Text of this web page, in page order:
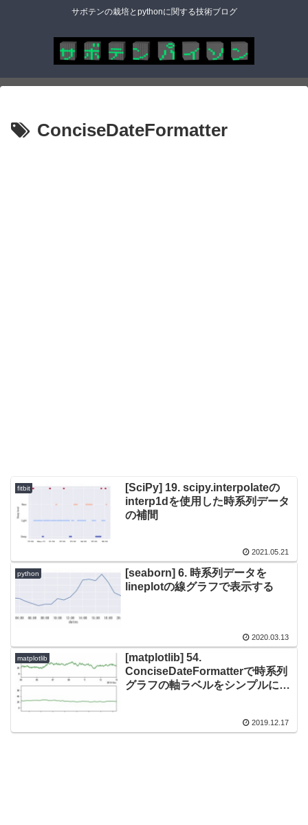
サボテンの栽培とpythonに関する技術ブログ
ConciseDateFormatter
fitbit
[SciPy] 19. scipy.interpolateの
interp1dを使用した時系列データ
の補間
2021.05.21
python
[seaborn] 6. 時系列データを
lineplotの線グラフで表示する
2020.03.13
matplotlib
[matplotlib] 54.
ConciseDateFormatterで時系列
グラフの軸ラベルをシンプルにす
2019.12.17